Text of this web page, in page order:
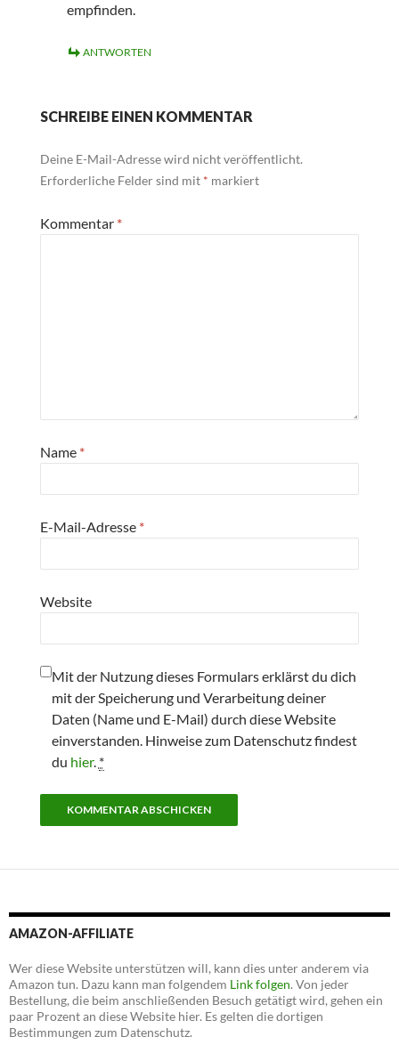
empfinden.
ANTWORTEN
SCHREIBE EINEN KOMMENTAR
Deine E-Mail-Adresse wird nicht veröffentlicht.
Erforderliche Felder sind mit * markiert
Kommentar *
Name *
E-Mail-Adresse *
Website
Mit der Nutzung dieses Formulars erklärst du dich
mit der Speicherung und Verarbeitung deiner
Daten (Name und E-Mail) durch diese Website
einverstanden. Hinweise zum Datenschutz findest
du hier. *
AMAZON-AFFILIATE
Wer diese Website unterstützen will, kann dies unter anderem via
Amazon tun. Dazu kann man folgendem Link folgen. Von jeder
Bestellung, die beim anschließenden Besuch getätigt wird, gehen ein
paar Prozent an diese Website hier. Es gelten die dortigen
Bestimmungen zum Datenschutz.